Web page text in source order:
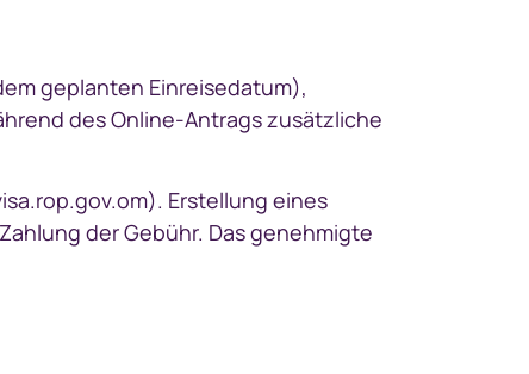
geplanten Einreisedatum),
des Online-Antrags zusätzliche
Erstellung eines
der Gebühr. Das genehmigte